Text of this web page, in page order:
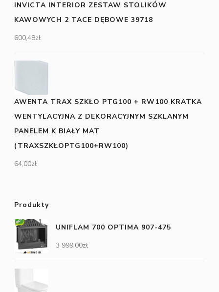
INVICTA INTERIOR ZESTAW STOLIKÓW
KAWOWYCH 2 TACE DĘBOWE 39718
600,48zł
AWENTA TRAX SZKŁO PTG100 + RW100 KRATKA
WENTYLACYJNA Z DEKORACYJNYM SZKLANYM
PANELEM K BIAŁY MAT
(TRAXSZKŁOPTG100+RW100)
64,00zł
Produkty
UNIFLAM 700 OPTIMA 907-475
3 999,00zł